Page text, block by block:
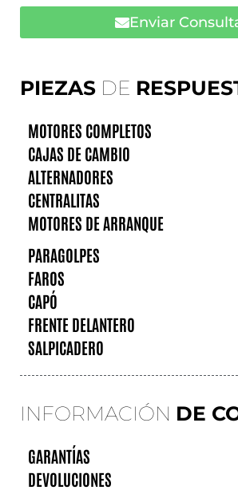
PIEZAS DE
MOTORES COMPLETOS
CAJAS DE CAMBIO
ALTERNADORES
CENTRALITAS
MOTORES DE ARRANQUE
PARAGOLPES
FAROS
CAPÓ
FRENTE DELANTERO
SALPICADERO
INFORMACIÓN DE
GARANTÍAS
DEVOLUCIONES
Enviar